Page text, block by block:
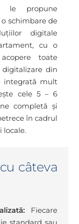
le propune
schimbare de
digitale
cu o
toate
din
integrată mult
cele 5 – 6
completă și
în cadrul
locale.
câteva
Fiecare